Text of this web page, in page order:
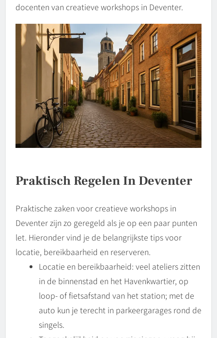
docenten van creatieve workshops in Deventer.
Praktisch Regelen In Deventer
Praktische zaken voor creatieve workshops in
Deventer zijn zo geregeld als je op een paar punten
let. Hieronder vind je de belangrijkste tips voor
locatie, bereikbaarheid en reserveren.
Locatie en bereikbaarheid: veel ateliers zitten
in de binnenstad en het Havenkwartier, op
loop- of fietsafstand van het station; met de
auto kun je terecht in parkeergarages rond de
singels.